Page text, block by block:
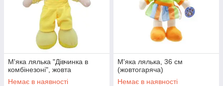
М'яка лялька "Дівчинка в
комбінезоні", жовта
Немає в наявності
М'яка лялька, 36 см
(жовтогаряча)
Немає в наявності